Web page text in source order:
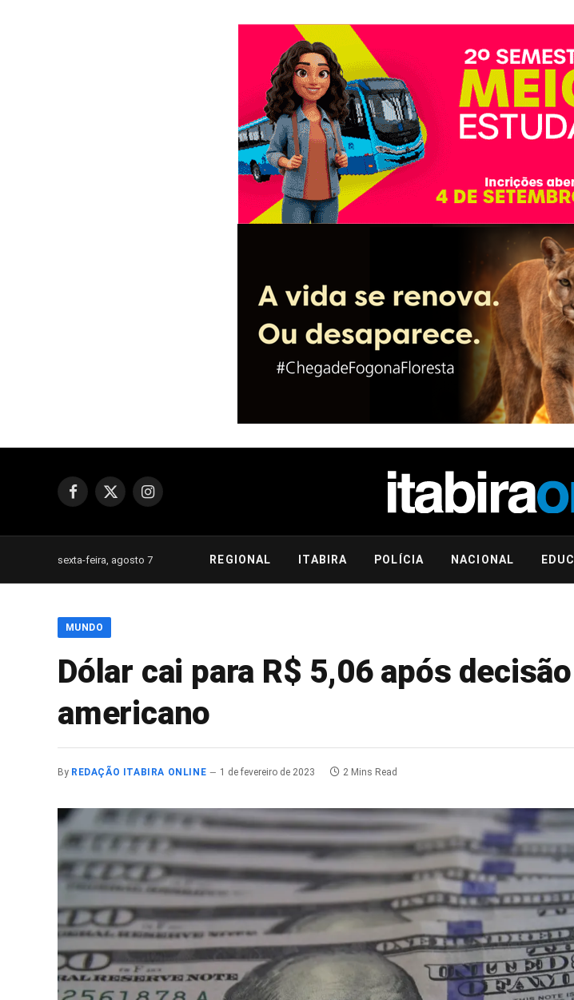
Facebook
X
Instagram
sexta-feira, agosto 7 REGIONAL ITABIRA POLÍCIA NACIONAL
MUNDO
Dólar cai para R$ 5,06 após
americano
By REDAÇÃO ITABIRA ONLINE 1 de fevereiro de 2023 2 Mins Read